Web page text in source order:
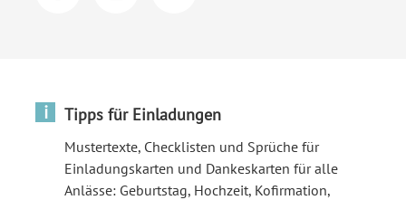
i Tipps für Einladungen
Mustertexte, Checklisten und Sprüche für
Einladungskarten und Dankeskarten für alle
Anlässe: Geburtstag, Hochzeit, Kofirmation,